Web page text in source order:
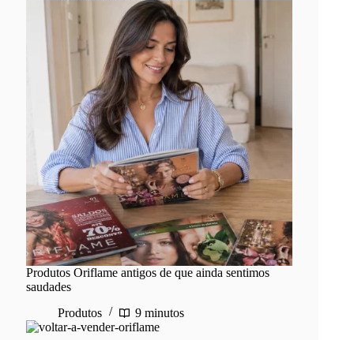
Produtos Oriflame antigos de que ainda sentimos
saudades
Produtos
9 minutos